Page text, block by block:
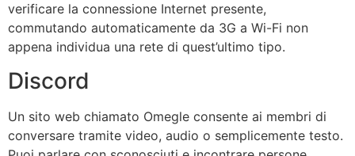
verificare la connessione Internet presente,
commutando automaticamente da 3G a Wi-Fi non
appena individua una rete di quest’ultimo tipo.
Discord
Un sito web chiamato Omegle consente ai membri di
conversare tramite video, audio o semplicemente testo.